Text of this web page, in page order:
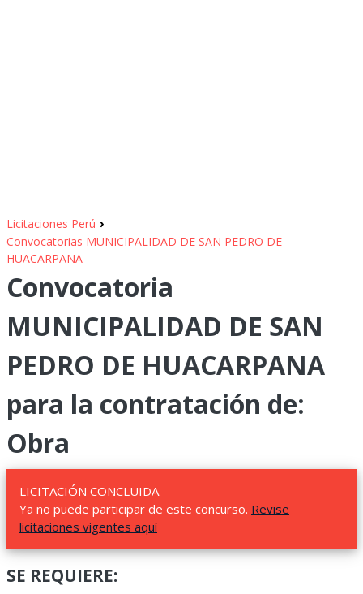
Licitaciones Perú ›
Convocatorias MUNICIPALIDAD DE SAN PEDRO DE
HUACARPANA
Convocatoria
MUNICIPALIDAD DE SAN
PEDRO DE HUACARPANA
para la contratación de:
Obra
LICITACIÓN CONCLUIDA.
Ya no puede participar de este concurso. Revise
licitaciones vigentes aquí
SE REQUIERE: